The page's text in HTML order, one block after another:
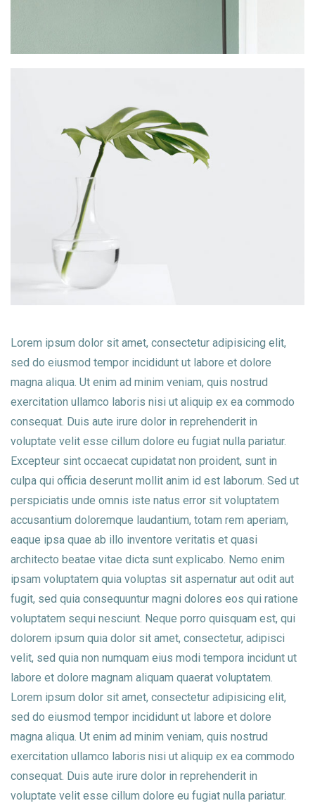
Lorem ipsum dolor sit amet, consectetur adipisicing elit,
sed do eiusmod tempor incididunt ut labore et dolore
magna aliqua. Ut enim ad minim veniam, quis nostrud
exercitation ullamco laboris nisi ut aliquip ex ea commodo
consequat. Duis aute irure dolor in reprehenderit in
voluptate velit esse cillum dolore eu fugiat nulla pariatur.
Excepteur sint occaecat cupidatat non proident, sunt in
culpa qui officia deserunt mollit anim id est laborum. Sed ut
perspiciatis unde omnis iste natus error sit voluptatem
accusantium doloremque laudantium, totam rem aperiam,
eaque ipsa quae ab illo inventore veritatis et quasi
architecto beatae vitae dicta sunt explicabo. Nemo enim
ipsam voluptatem quia voluptas sit aspernatur aut odit aut
fugit, sed quia consequuntur magni dolores eos qui ratione
voluptatem sequi nesciunt. Neque porro quisquam est, qui
dolorem ipsum quia dolor sit amet, consectetur, adipisci
velit, sed quia non numquam eius modi tempora incidunt ut
labore et dolore magnam aliquam quaerat voluptatem.
Lorem ipsum dolor sit amet, consectetur adipisicing elit,
sed do eiusmod tempor incididunt ut labore et dolore
magna aliqua. Ut enim ad minim veniam, quis nostrud
exercitation ullamco laboris nisi ut aliquip ex ea commodo
consequat. Duis aute irure dolor in reprehenderit in
voluptate velit esse cillum dolore eu fugiat nulla pariatur.